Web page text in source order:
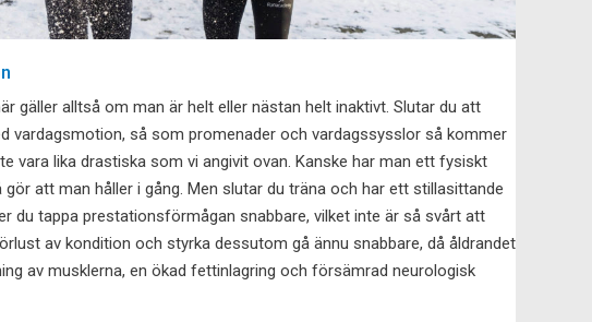
gäller alltså om man är helt eller nästan helt inaktivt. Slutar du att
vardagsmotion, så som promenader och vardagssysslor så kommer
vara lika drastiska som vi angivit ovan. Kanske har man ett fysiskt
att man håller i gång. Men slutar du träna och har ett stillasittande
du tappa prestationsförmågan snabbare, vilket inte är så svårt att
av kondition och styrka dessutom gå ännu snabbare, då åldrandet
av musklerna, en ökad fettinlagring och försämrad neurologisk